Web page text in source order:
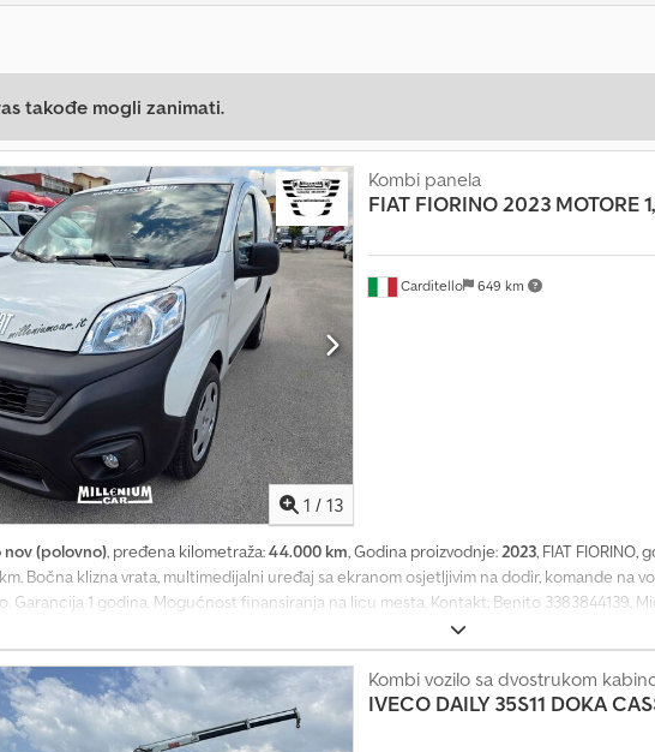
takođe mogli zanimati.
1 / 13
Carditello 649 km
Kombi panela
FIAT FIORINO 2023 MOTORE
nov (polovno), pređena kilometraža:44.000 km, Godina proizvodnje:2023, FIAT FIORINO,
Bočna klizna vrata, multimedijalni uređaj sa ekranom osjetljivim na dodir, komande na
Garancija 1 godina. Mogućnost finansiranja na licu mesta. Kontakt: Benito 3383844139,
Kombi vozilo sa dvostrukom
IVECO DAILY 35S11 DOKA